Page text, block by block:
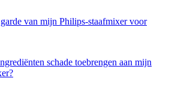
van mijn Philips-staafmixer voor
schade toebrengen aan mijn